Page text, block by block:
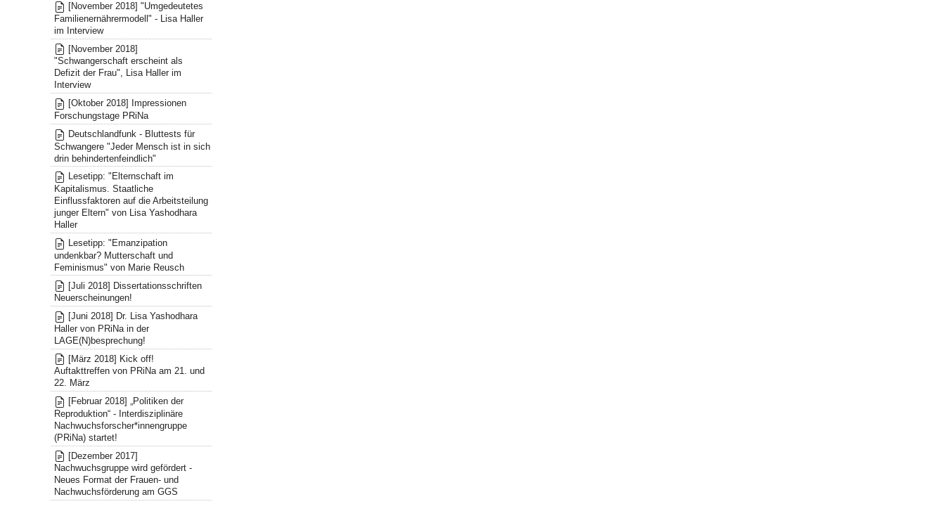
[November 2018] "Umgedeutetes
Familienernährermodell" - Lisa Haller
im Interview
[November 2018]
"Schwangerschaft erscheint als
Defizit der Frau", Lisa Haller im
Interview
[Oktober 2018] Impressionen
Forschungstage PRiNa
Deutschlandfunk - Bluttests für
Schwangere "Jeder Mensch ist in sich
drin behindertenfeindlich"
Lesetipp: "Elternschaft im
Kapitalismus. Staatliche
Einflussfaktoren auf die Arbeitsteilung
junger Eltern" von Lisa Yashodhara
Haller
Lesetipp: "Emanzipation
undenkbar? Mutterschaft und
Feminismus" von Marie Reusch
[Juli 2018] Dissertationsschriften
Neuerscheinungen!
[Juni 2018] Dr. Lisa Yashodhara
Haller von PRiNa in der
LAGE(N)besprechung!
[März 2018] Kick off!
Auftakttreffen von PRiNa am 21. und
22. März
[Februar 2018] „Politiken der
Reproduktion“ - Interdisziplinäre
Nachwuchsforscher*innengruppe
(PRiNa) startet!
[Dezember 2017]
Nachwuchsgruppe wird gefördert -
Neues Format der Frauen- und
Nachwuchsförderung am GGS